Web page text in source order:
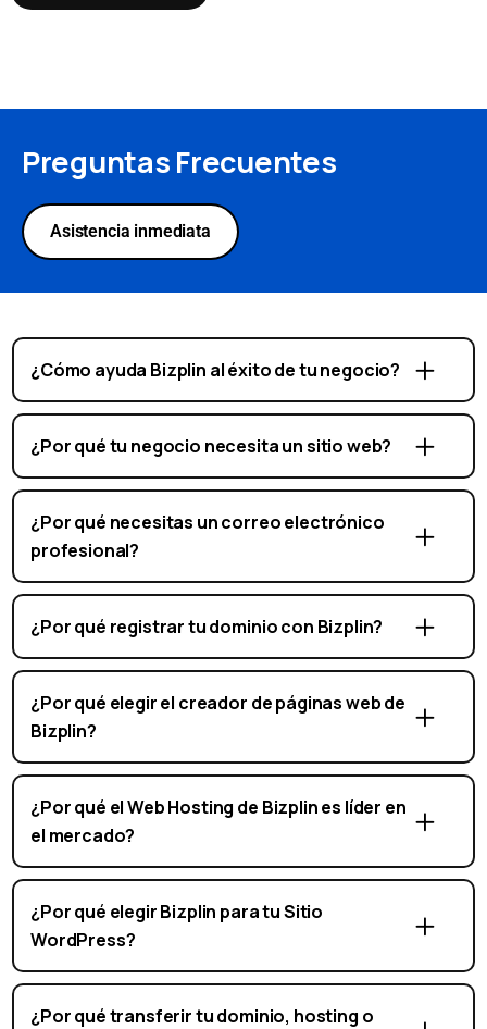
Preguntas Frecuentes
Asistencia inmediata
¿Cómo ayuda Bizplin al éxito de tu negocio?
¿Por qué tu negocio necesita un sitio web?
¿Por qué necesitas un correo electrónico
profesional?
¿Por qué registrar tu dominio con Bizplin?
¿Por qué elegir el creador de páginas web de
Bizplin?
¿Por qué el Web Hosting de Bizplin es líder en
el mercado?
¿Por qué elegir Bizplin para tu Sitio
WordPress?
¿Por qué transferir tu dominio, hosting o